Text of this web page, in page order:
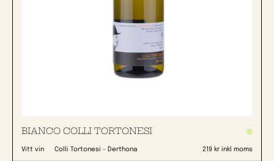
BIANCO COLLI TORTONESI
Vitt vin Colli Tortonesi - Derthona 219 kr inkl moms